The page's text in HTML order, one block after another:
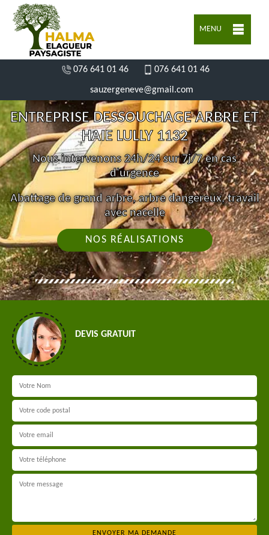
MENU
076 641 01 46 076 641 01 46
sauzergeneve@gmail.com
ENTREPRISE DESSOUCHAGE ARBRE ET
HAIE LULLY 1132
Nous intervenons 24h/24 sur 7j/7 en cas
d'urgence
Abattage de grand arbre, arbre dangereux, travail
avec nacelle
NOS RÉALISATIONS
DEVIS GRATUIT